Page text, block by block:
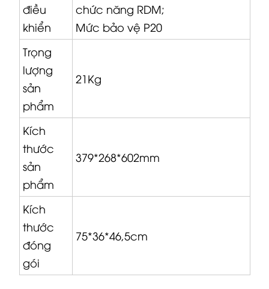
điều
khiển
chức năng RDM;
Mức bảo vệ P20
Trọng
lượng
sản
phẩm
21Kg
Kích
thước
sản
phẩm
379*268*602mm
Kích
thước
đóng
gói
75*36*46,5cm